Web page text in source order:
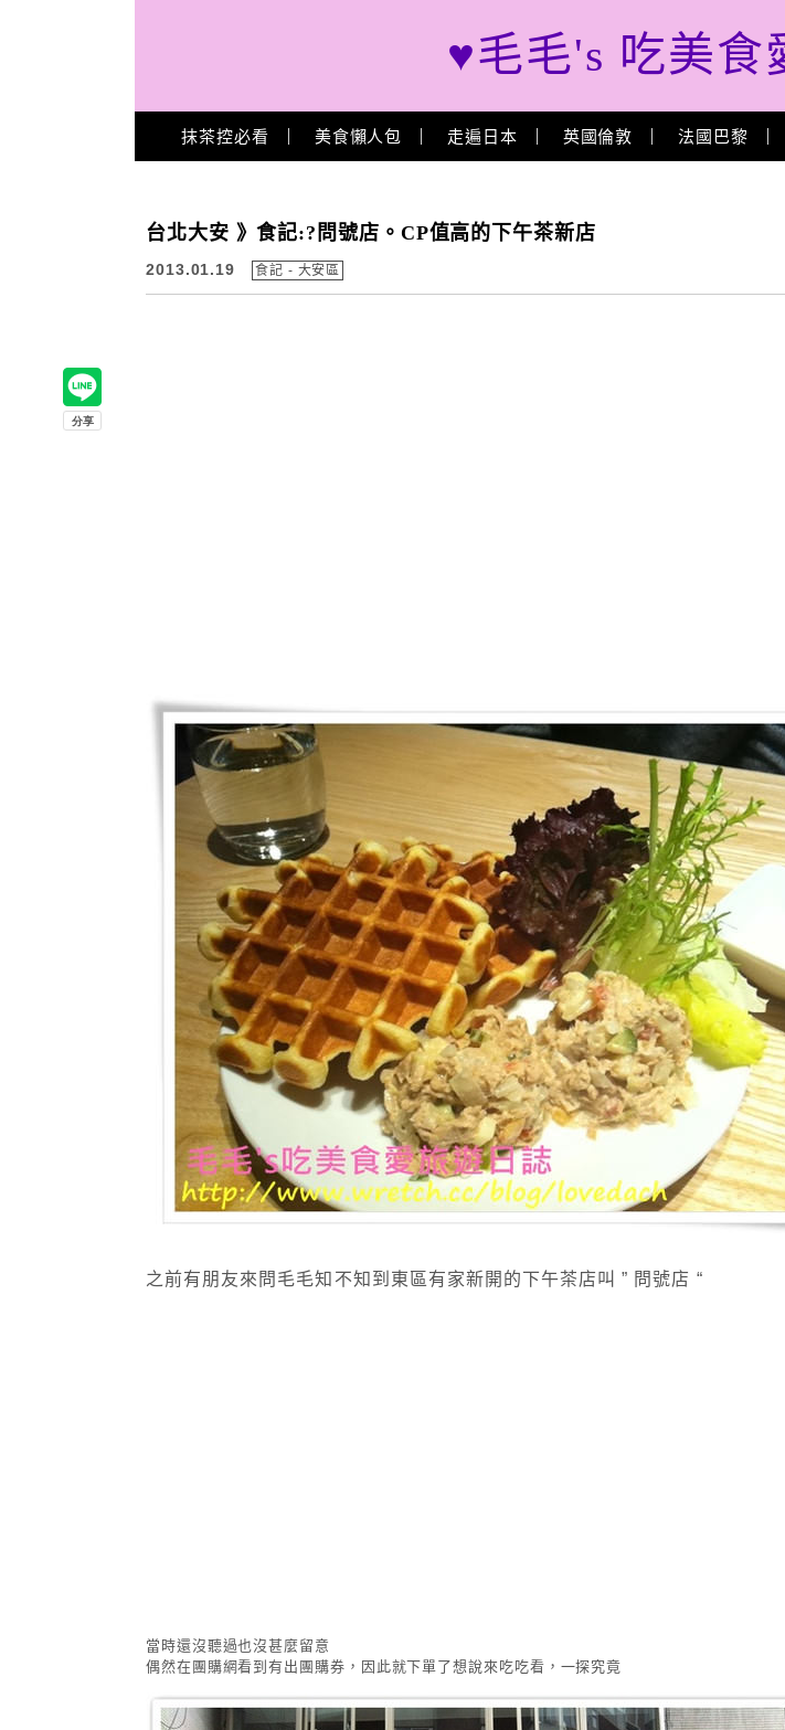
♥毛毛's 吃美食
Main Menu
抹茶控必看 美食懶人包 走遍日本 英國倫敦 法國巴黎
台北大安 》食記:?問號店。CP值高的下午茶新店
2013.01.19 食記 - 大安區
之前有朋友來問毛毛知不知到東區有家新開的下午茶店叫 ” 問號店 “
當時還沒聽過也沒甚麼留意
偶然在團購網看到有出團購券，因此就下單了想說來吃吃看，一探究竟